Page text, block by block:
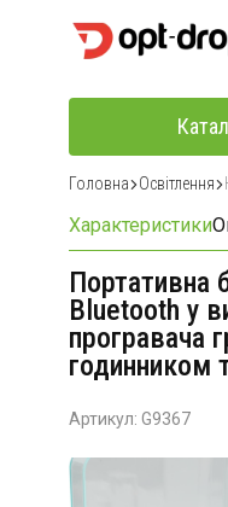
Головна Освітлення
Характеристики
Портативна
Bluetooth у
програвача
годинником
Артикул: G9367